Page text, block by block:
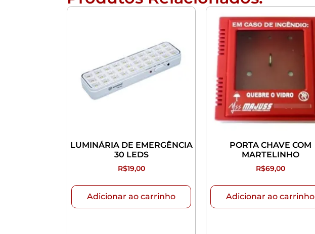
LUMINÁRIA DE EMERGÊNCIA
30 LEDS
R$19,00
Adicionar ao carrinho
PORTA CHAVE COM
MARTELINHO
R$69,00
Adicionar ao carrinho